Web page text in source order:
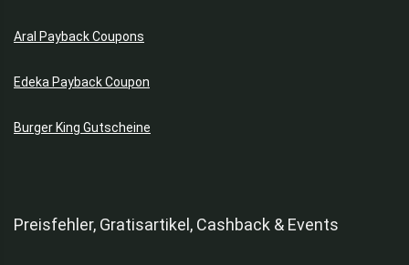
Aral Payback Coupons
Edeka Payback Coupon
Burger King Gutscheine
Preisfehler, Gratisartikel, Cashback & Events